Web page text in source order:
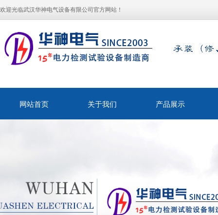
欢迎光临武汉华神电气设备有限公司官方网站！
网站首页 关于我们 产品展示